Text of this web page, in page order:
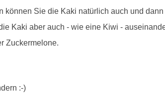
Sie die Kaki natürlich auch und
Kaki aber auch - wie eine Kiwi -
Zuckermelone.
:-)